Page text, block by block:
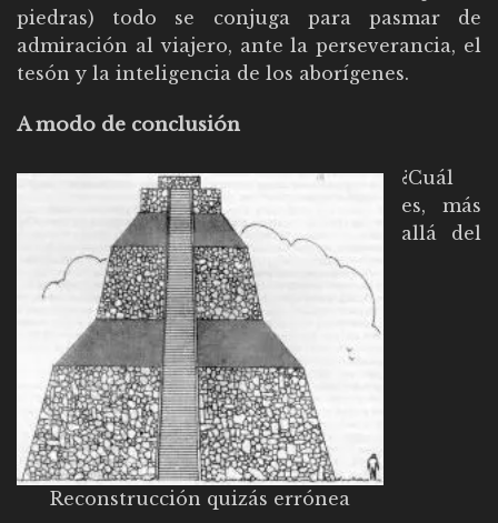
piedras) todo se conjuga para pasmar de
admiración al viajero, ante la perseverancia, el
tesón y la inteligencia de los aborígenes.
A modo de conclusión
Reconstrucción quizás errónea
¿Cuál
es, más
allá del